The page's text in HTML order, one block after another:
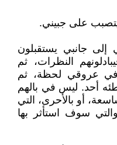
على جبيني.
إلى جانبي يستقبلون
النظرات، ثم
في عروقي لحظة، ثم
أحد. ليس في بالهم
أو بالأحرى، التي
سوف استأثر بها